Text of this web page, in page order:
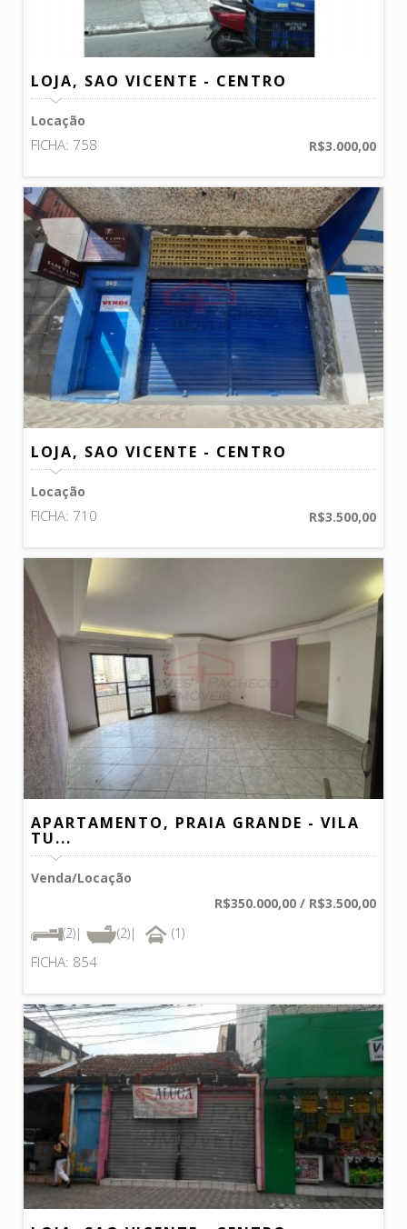
LOJA, SAO VICENTE - CENTRO
Locação
R$3.000,00
FICHA: 758
LOJA, SAO VICENTE - CENTRO
Locação
R$3.500,00
FICHA: 710
APARTAMENTO, PRAIA GRANDE - VILA
TU...
Venda/Locação
R$350.000,00 / R$3.500,00
(2)|
(2)| (1)
FICHA: 854